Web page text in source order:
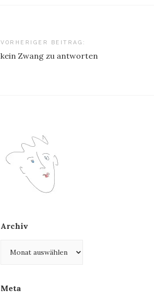
Beitragsnavigation
VORHERIGER BEITRAG:
kein Zwang zu antworten
Archiv
Meta